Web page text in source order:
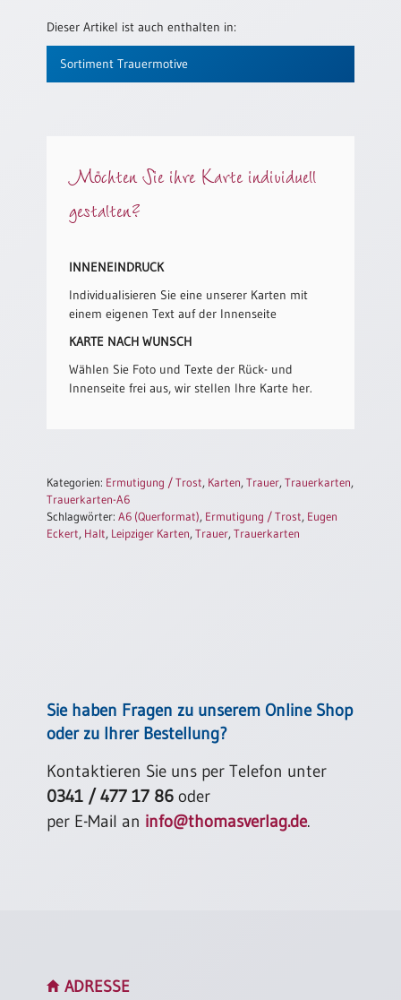
Eheschliessung
Hochzeitsjubiläum
neutrale
Kirchen(wieder)eintritt
Poster
Neuerscheinungen
Einzelposter
Hefte
Restbestände
Bücher
Broschüren
Urkundenscheine
Dieser Artikel ist auch enthalten in:
Sortiment Trauermotive
Möchten Sie ihre Karte individuell
gestalten?
INNENEINDRUCK
Individualisieren Sie eine unserer Karten mit
einem eigenen Text auf der Innenseite
KARTE NACH WUNSCH
Wählen Sie Foto und Texte der Rück- und
Innenseite frei aus, wir stellen Ihre Karte her.
Kategorien: Ermutigung / Trost, Karten,Trauer,Trauerkarten,
Trauerkarten-A6
Schlagwörter:A6 (Querformat), Ermutigung / Trost, Eugen
Eckert, Halt, Leipziger Karten,Trauer,Trauerkarten
Sie haben Fragen zu unserem Online Shop
oder zu Ihrer Bestellung?
Kontaktieren Sie uns per Telefon unter
0341 / 477 17 86 oder
per E-Mail an info@thomasverlag.de.
ADRESSE